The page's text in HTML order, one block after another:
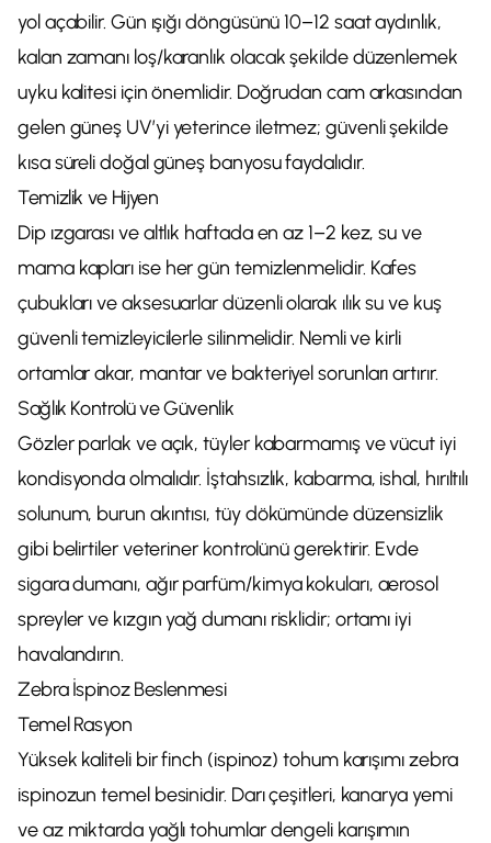
yol açabilir. Gün ışığı döngüsünü 10–12 saat aydınlık,
kalan zamanı loş/karanlık olacak şekilde düzenlemek
uyku kalitesi için önemlidir. Doğrudan cam arkasından
gelen güneş UV’yi yeterince iletmez; güvenli şekilde
kısa süreli doğal güneş banyosu faydalıdır.
Temizlik ve Hijyen
Dip ızgarası ve altlık haftada en az 1–2 kez, su ve
mama kapları ise her gün temizlenmelidir. Kafes
çubukları ve aksesuarlar düzenli olarak ılık su ve kuş
güvenli temizleyicilerle silinmelidir. Nemli ve kirli
ortamlar akar, mantar ve bakteriyel sorunları artırır.
Sağlık Kontrolü ve Güvenlik
Gözler parlak ve açık, tüyler kabarmamış ve vücut iyi
kondisyonda olmalıdır. İştahsızlık, kabarma, ishal, hırıltılı
solunum, burun akıntısı, tüy dökümünde düzensizlik
gibi belirtiler veteriner kontrolünü gerektirir. Evde
sigara dumanı, ağır parfüm/kimya kokuları, aerosol
spreyler ve kızgın yağ dumanı risklidir; ortamı iyi
havalandırın.
Zebra İspinoz Beslenmesi
Temel Rasyon
Yüksek kaliteli bir finch (ispinoz) tohum karışımı zebra
ispinozun temel besinidir. Darı çeşitleri, kanarya yemi
ve az miktarda yağlı tohumlar dengeli karışımın